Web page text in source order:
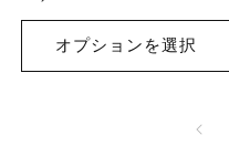
元:
常
格
オプションを選択